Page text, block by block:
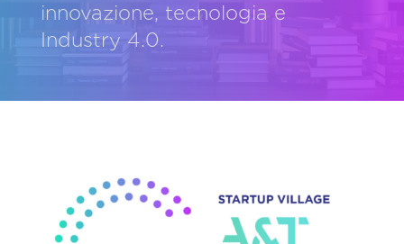
innovazione, tecnologia e
Industry 4.0.